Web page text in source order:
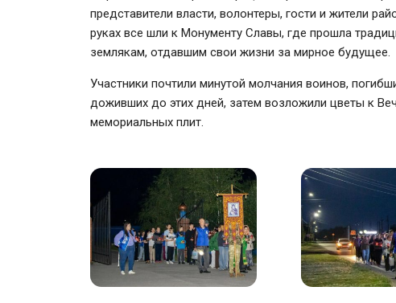
представители власти, волонтеры, гости и жители
руках все шли к Монументу Славы, где прошла
землякам, отдавшим свои жизни за мирное будущее.
Участники почтили минутой молчания воинов,
доживших до этих дней, затем возложили цветы к
мемориальных плит.